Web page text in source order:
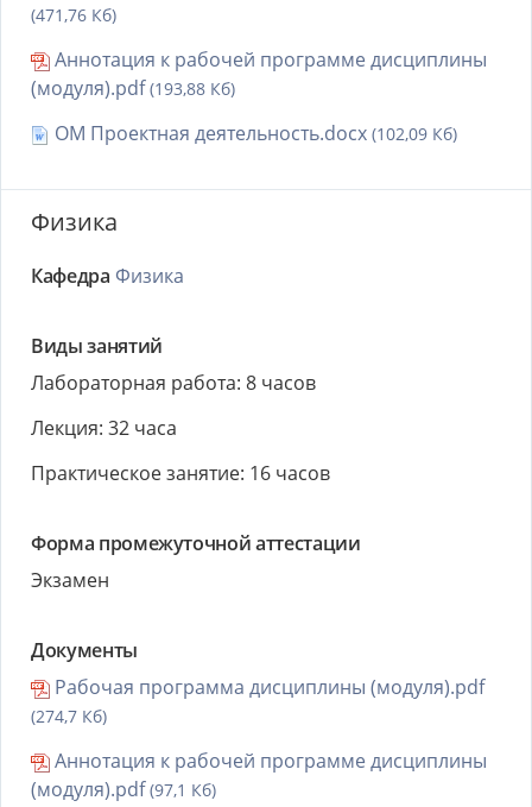
(471,76 Кб)
Аннотация к рабочей программе дисциплины
(модуля).pdf(193,88 Кб)
ОМ Проектная деятельность.docx (102,09 Кб)
Физика
Кафедра Физика
Виды занятий
Лабораторная работа: 8 часов
Лекция: 32 часа
Практическое занятие: 16 часов
Форма промежуточной аттестации
Экзамен
Документы
Рабочая программа дисциплины (модуля).pdf
(274,7 Кб)
Аннотация к рабочей программе дисциплины
(модуля).pdf(97,1 Кб)